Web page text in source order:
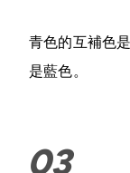
青色的互補色
是藍色。